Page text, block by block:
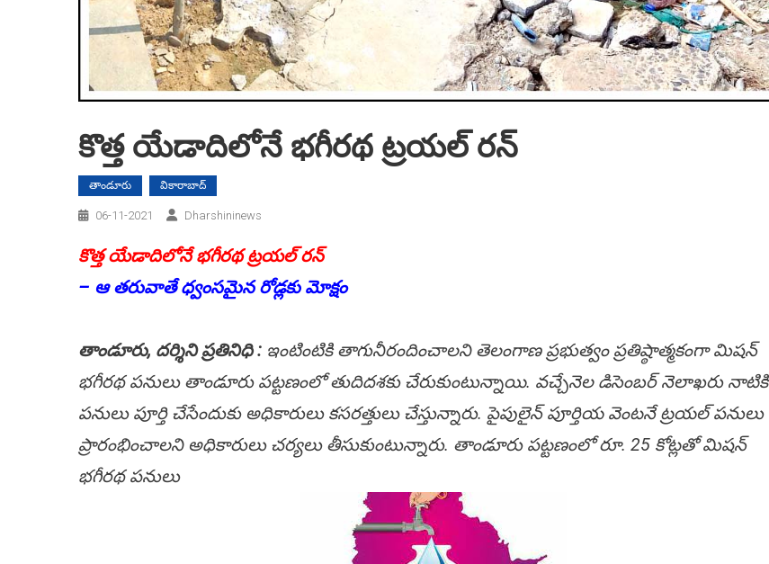
కొత్త యేడాదిలోనే భ‌గీర‌థ ట్ర‌య‌ల్ ర‌న్
తాండూరు వికారాబాద్
06-11-2021 Dharshininews
కొత్త యేడాదిలోనే భ‌గీర‌థ ట్ర‌య‌ల్ ర‌న్
– ఆ త‌రువాతే ధ్వంస‌మైన రోడ్లకు మోక్షం
తాండూరు, ద‌ర్శిని ప్ర‌తినిధి : ఇంటింటికి తాగునీరందించాల‌ని తెలంగాణ ప్ర‌భుత్వం ప్ర‌తిష్ఠాత్మ‌కంగా మిష‌న్
భ‌గీర‌థ ప‌నులు తాండూరు ప‌ట్ట‌ణంలో తుదిద‌శ‌కు చేరుకుంటున్నాయి. వ‌చ్చేనెల డిసెంబ‌ర్ నెలాఖ‌రు నాటికి
ప‌నులు పూర్తి చేసేందుకు అధికారులు క‌స‌ర‌త్తులు చేస్తున్నారు. పైపులైన్ పూర్తియ వెంట‌నే ట్ర‌య‌ల్ ప‌నులు
ప్రారంభించాల‌ని అధికారులు చ‌ర్య‌లు తీసుకుంటున్నారు. తాండూరు ప‌ట్ట‌ణంలో రూ. 25 కోట్ల‌తో మిష‌న్
భ‌గీర‌థ ప‌నులు